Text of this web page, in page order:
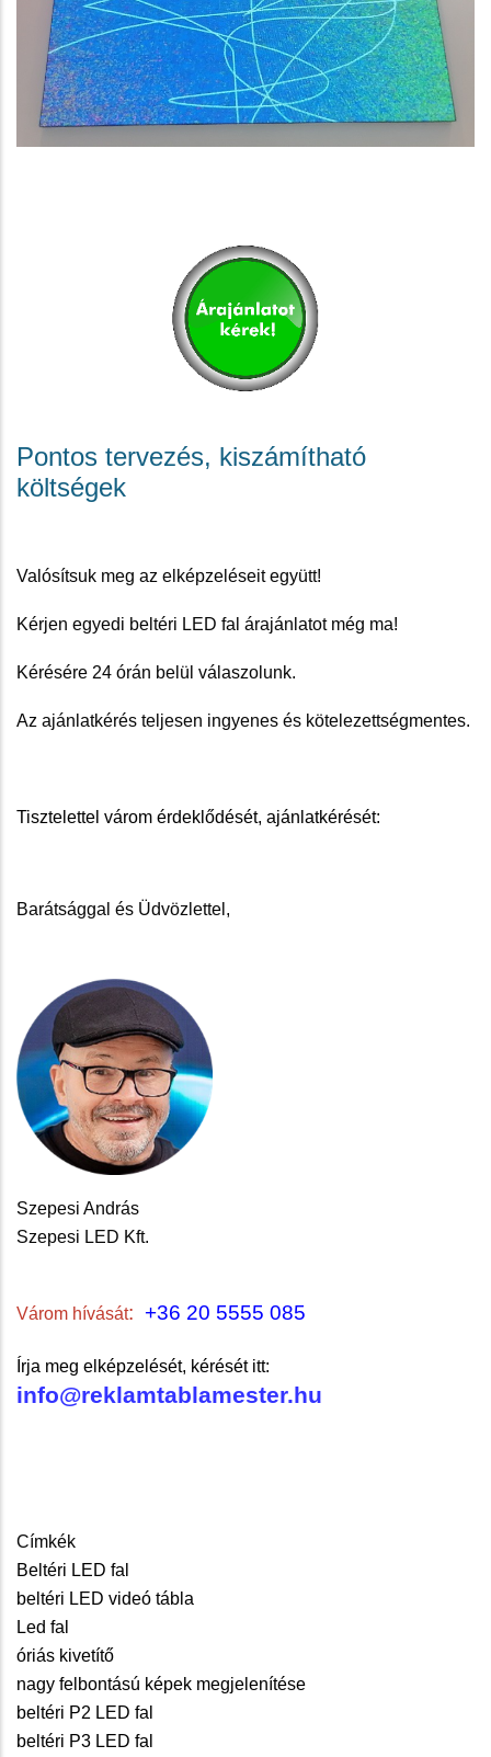
Pontos tervezés, kiszámítható
költségek
Valósítsuk meg az elképzeléseit együtt!
Kérjen egyedi beltéri LED fal árajánlatot még ma!
Kérésére 24 órán belül válaszolunk.
Az ajánlatkérés teljesen ingyenes és kötelezettségmentes.
Tisztelettel várom érdeklődését, ajánlatkérését:
Barátsággal és Üdvözlettel,
Szepesi András
Szepesi LED Kft.
Várom hívását: +36 20 5555 085
Írja meg elképzelését, kérését itt:
info@reklamtablamester.hu
Címkék
Beltéri LED fal
beltéri LED videó tábla
Led fal
óriás kivetítő
nagy felbontású képek megjelenítése
beltéri P2 LED fal
beltéri P3 LED fal